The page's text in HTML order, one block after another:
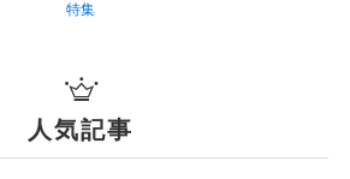
特集
人気記事